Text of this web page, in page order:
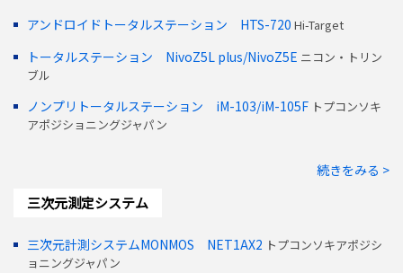
アンドロイドトータルステーション HTS-720 Hi-Target
トータルステーション NivoZ5L plus/NivoZ5E ニコン・トリン
ブル
ノンプリトータルステーション iM-103/iM-105F トプコンソキ
アポジショニングジャパン
続きをみる >
三次元測定システム
三次元計測システムMONMOS NET1AX2 トプコンソキアポジシ
ョニングジャパン